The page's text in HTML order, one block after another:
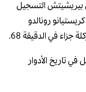
بيريشيتش التسجيل
رونالدو
جزاء في الدقيقة 68.
لاعب يسجّل في تاريخ الأدوار